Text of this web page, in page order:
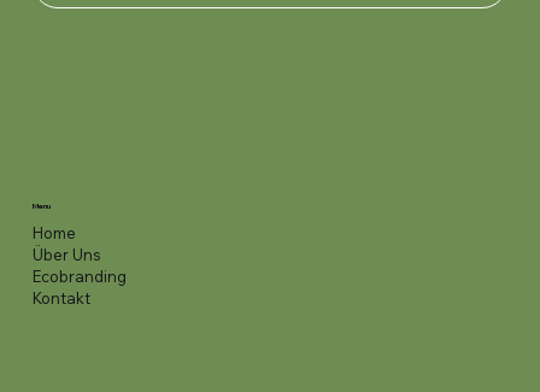
Menu
Home
Über Uns
Ecobranding
Kontakt